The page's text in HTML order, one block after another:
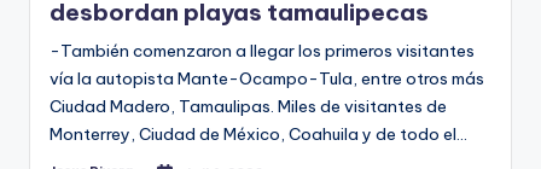
desbordan playas tamaulipecas
-También comenzaron a llegar los primeros visitantes
vía la autopista Mante-Ocampo-Tula, entre otros más
Ciudad Madero, Tamaulipas. Miles de visitantes de
Monterrey, Ciudad de México, Coahuila y de todo el…